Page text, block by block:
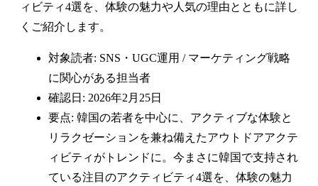
ィビティ4選を、体験の魅力や人気の理由とともに詳し
くご紹介します。
対象読者: SNS・UGC運用 / マーケティング戦略
に関心がある担当者
確認日: 2026年2月25日
要点: 韓国の若者を中心に、アクティブな体験と
リラクゼーションを兼ね備えたアウトドアアクテ
ィビティがトレンドに。今まさに韓国で支持され
ている注目のアクティビティ4選を、体験の魅力